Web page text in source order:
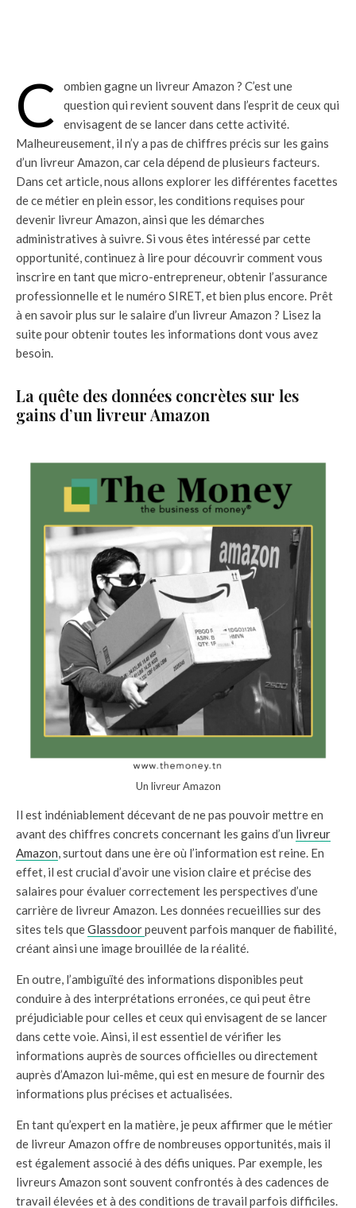
C
ombien gagne un livreur Amazon ? C’est une
question qui revient souvent dans l’esprit de ceux qui
envisagent de se lancer dans cette activité.
Malheureusement, il n’y a pas de chiffres précis sur les gains
d’un livreur Amazon, car cela dépend de plusieurs facteurs.
Dans cet article, nous allons explorer les différentes facettes
de ce métier en plein essor, les conditions requises pour
devenir livreur Amazon, ainsi que les démarches
administratives à suivre. Si vous êtes intéressé par cette
opportunité, continuez à lire pour découvrir comment vous
inscrire en tant que micro-entrepreneur, obtenir l’assurance
professionnelle et le numéro SIRET, et bien plus encore. Prêt
à en savoir plus sur le salaire d’un livreur Amazon ? Lisez la
suite pour obtenir toutes les informations dont vous avez
besoin.
La quête des données concrètes sur les
gains d’un livreur Amazon
Un livreur Amazon
Il est indéniablement décevant de ne pas pouvoir mettre en
avant des chiffres concrets concernant les gains d’un livreur
Amazon , surtout dans une ère où l’information est reine. En
effet, il est crucial d’avoir une vision claire et précise des
salaires pour évaluer correctement les perspectives d’une
carrière de livreur Amazon. Les données recueillies sur des
sites tels queGlassdoorpeuvent parfois manquer de fiabilité,
créant ainsi une image brouillée de la réalité.
En outre, l’ambiguïté des informations disponibles peut
conduire à des interprétations erronées, ce qui peut être
préjudiciable pour celles et ceux qui envisagent de se lancer
dans cette voie. Ainsi, il est essentiel de vérifier les
informations auprès de sources officielles ou directement
auprès d’Amazon lui-même, qui est en mesure de fournir des
informations plus précises et actualisées.
En tant qu’expert en la matière, je peux affirmer que le métier
de livreur Amazon offre de nombreuses opportunités, mais il
est également associé à des défis uniques. Par exemple, les
livreurs Amazon sont souvent confrontés à des cadences de
travail élevées et à des conditions de travail parfois difficiles.